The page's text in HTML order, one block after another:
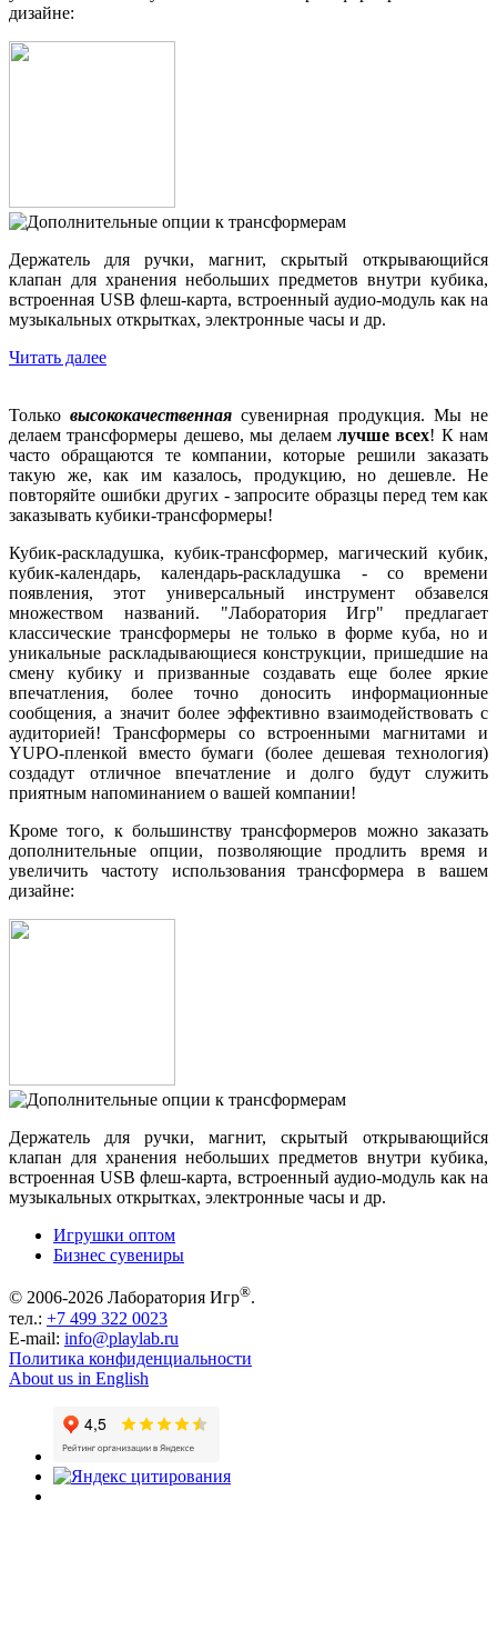
дизайне:
Держатель для ручки, магнит, скрытый открывающийся
клапан для хранения небольших предметов внутри кубика,
встроенная USB флеш-карта, встроенный аудио-модуль как на
музыкальных открытках, электронные часы и др.
Читать далее
Тольковысококачественная сувенирная продукция. Мы не
делаем трансформеры дешево, мы делаем лучше всех! К нам
часто обращаются те компании, которые решили заказать
такую же, как им казалось, продукцию, но дешевле. Не
повторяйте ошибки других - запросите образцы перед тем как
заказывать кубики-трансформеры!
Кубик-раскладушка, кубик-трансформер, магический кубик,
кубик-календарь, календарь-раскладушка - со времени
появления, этот универсальный инструмент обзавелся
множеством названий. "Лаборатория Игр" предлагает
классические трансформеры не только в форме куба, но и
уникальные раскладывающиеся конструкции, пришедшие на
смену кубику и призванные создавать еще более яркие
впечатления, более точно доносить информационные
сообщения, а значит более эффективно взаимодействовать с
аудиторией! Трансформеры со встроенными магнитами и
YUPO-пленкой вместо бумаги (более дешевая технология)
создадут отличное впечатление и долго будут служить
приятным напоминанием о вашей компании!
Кроме того, к большинству трансформеров можно заказать
дополнительные опции, позволяющие продлить время и
увеличить частоту использования трансформера в вашем
дизайне:
Держатель для ручки, магнит, скрытый открывающийся
клапан для хранения небольших предметов внутри кубика,
встроенная USB флеш-карта, встроенный аудио-модуль как на
музыкальных открытках, электронные часы и др.
Игрушки оптом
Бизнес сувениры
© 2006-2026 Лаборатория Игр®.
тел.: +7 499 322 0023
E-mail: info@playlab.ru
Политика конфиденциальности
About us in English